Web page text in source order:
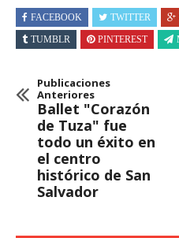
FACEBOOK TWITTER
TUMBLR
PINTEREST
Publicaciones
Anteriores
Ballet "Corazón
de Tuza" fue
todo un éxito en
el centro
histórico de San
Salvador